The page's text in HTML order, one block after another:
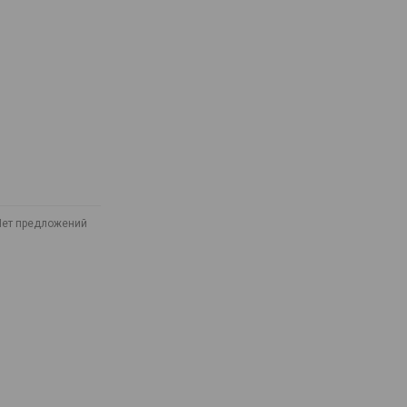
предложений